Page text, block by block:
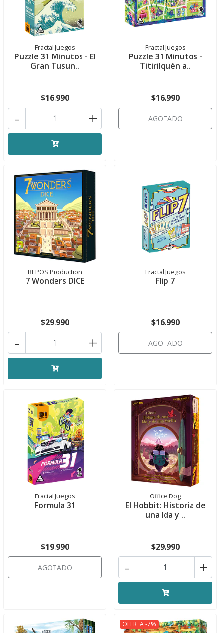
Fractal Juegos
Puzzle 31 Minutos - El
Gran Tusun..
$16.990
+
-
Fractal Juegos
Puzzle 31 Minutos -
Titirilquén a..
$16.990
AGOTADO
REPOS Production
7 Wonders DICE
$29.990
+
-
Fractal Juegos
Flip 7
$16.990
AGOTADO
Fractal Juegos
Formula 31
$19.990
AGOTADO
Office Dog
El Hobbit: Historia de
una Ida y ..
$29.990
+
-
OFERTA -7%